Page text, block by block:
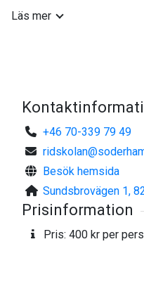
- Nyss har börjat rida och
Hos oss får du personlig
din erfarenhet och dina
känna trygghet, förstå
steg för steg, i ditt eget
- Trygga hästar
Läs mer
+46 70-339 79 49
Besök hemsida
Sundsbrovägen 1,
Prisinformation
Pris: 400 kr per